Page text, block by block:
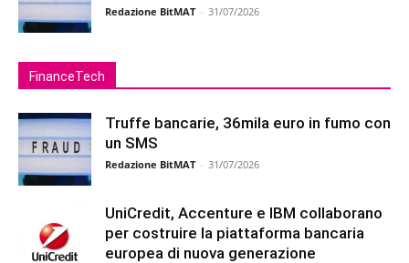
Redazione BitMAT - 31/07/2026
FinanceTech
Truffe bancarie, 36mila euro in fumo con
un SMS
Redazione BitMAT - 31/07/2026
UniCredit, Accenture e IBM collaborano
per costruire la piattaforma bancaria
europea di nuova generazione